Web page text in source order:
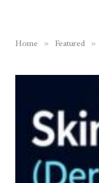
Home » Featured »